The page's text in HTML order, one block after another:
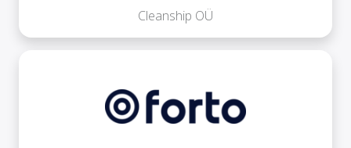
Cleanship OÜ